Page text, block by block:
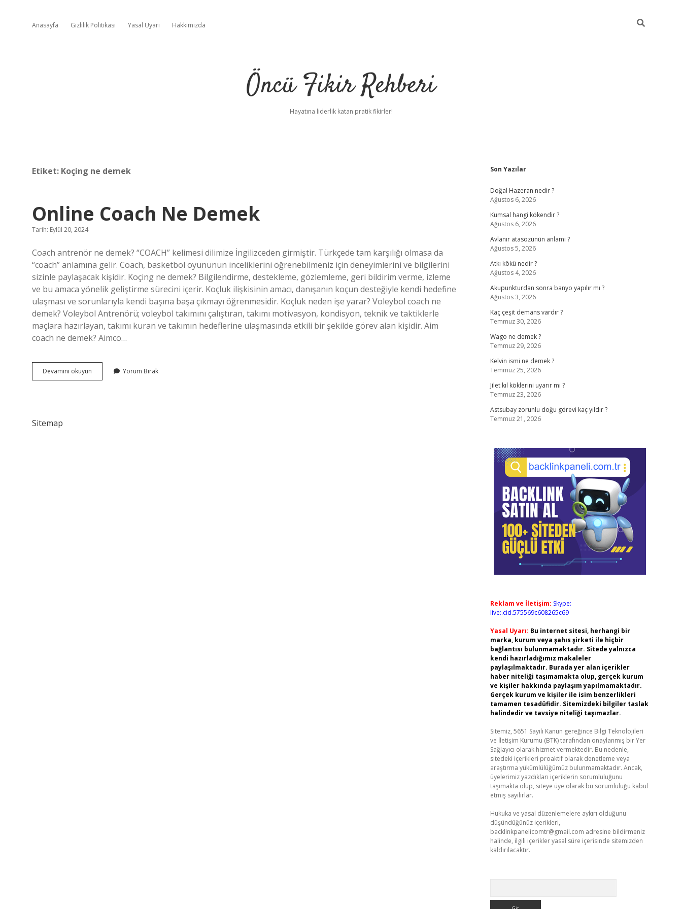
Anasayfa Gizlilik Politikası Yasal Uyarı Hakkımızda
Öncü Fikir Rehberi
Hayatına liderlik katan pratik fikirler!
Etiket: Koçing ne demek
Online Coach Ne Demek
Tarih: Eylül 20, 2024
Coach antrenör ne demek? “COACH” kelimesi dilimize İngilizceden girmiştir. Türkçede tam karşılığı olmasa da
“coach” anlamına gelir. Coach, basketbol oyununun inceliklerini öğrenebilmeniz için deneyimlerini ve bilgilerini
sizinle paylaşacak kişidir. Koçing ne demek? Bilgilendirme, destekleme, gözlemleme, geri bildirim verme, izleme
ve bu amaca yönelik geliştirme sürecini içerir. Koçluk ilişkisinin amacı, danışanın koçun desteğiyle kendi hedefine
ulaşması ve sorunlarıyla kendi başına başa çıkmayı öğrenmesidir. Koçluk neden işe yarar? Voleybol coach ne
demek? Voleybol Antrenörü; voleybol takımını çalıştıran, takımı motivasyon, kondisyon, teknik ve taktiklerle
maçlara hazırlayan, takımı kuran ve takımın hedeflerine ulaşmasında etkili bir şekilde görev alan kişidir. Aim
coach ne demek? Aimco…
Devamını okuyun
Coach
Yorum Bırak
Sitemap
Sidebar
Son Yazılar
Doğal Hazeran nedir ?
Ağustos 6, 2026
Kumsal hangi kökendir ?
Ağustos 6, 2026
Avlanır atasözünün anlamı ?
Ağustos 5, 2026
Atkı kökü nedir ?
Ağustos 4, 2026
Akupunkturdan sonra banyo yapılır mı ?
Ağustos 3, 2026
Kaç çeşit demans vardır ?
Temmuz 30, 2026
Wago ne demek ?
Temmuz 29, 2026
Kelvin ismi ne demek ?
Temmuz 25, 2026
Jilet kıl köklerini uyarır mı ?
Temmuz 23, 2026
Astsubay zorunlu doğu görevi kaç yıldır ?
Temmuz 21, 2026
Reklam ve İletişim: Skype:
live:.cid.575569c608265c69
Yasal Uyarı: Bu internet sitesi, herhangi bir
marka, kurum veya şahıs şirketi ile hiçbir
bağlantısı bulunmamaktadır. Sitede yalnızca
kendi hazırladığımız makaleler
paylaşılmaktadır. Burada yer alan içerikler
haber niteliği taşımamakta olup, gerçek kurum
ve kişiler hakkında paylaşım yapılmamaktadır.
Gerçek kurum ve kişiler ile isim benzerlikleri
tamamen tesadüfidir. Sitemizdeki bilgiler taslak
halindedir ve tavsiye niteliği taşımazlar.
Sitemiz, 5651 Sayılı Kanun gereğince Bilgi Teknolojileri
ve İletişim Kurumu (BTK) tarafından onaylanmış bir Yer
Sağlayıcı olarak hizmet vermektedir. Bu nedenle,
sitedeki içerikleri proaktif olarak denetleme veya
araştırma yükümlülüğümüz bulunmamaktadır. Ancak,
üyelerimiz yazdıkları içeriklerin sorumluluğunu
taşımakta olup, siteye üye olarak bu sorumluluğu kabul
etmiş sayılırlar.
Hukuka ve yasal düzenlemelere aykırı olduğunu
düşündüğünüz içerikleri,
backlinkpanelicomtr@gmail.com adresine bildirmeniz
halinde, ilgili içerikler yasal süre içerisinde sitemizden
kaldırılacaktır.
ilbet giriş